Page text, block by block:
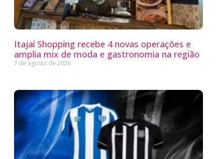
Itajaí Shopping recebe 4 novas operações e
amplia mix de moda e gastronomia na região
7 de agosto de 2026